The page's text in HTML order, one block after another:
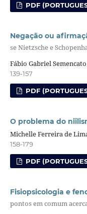
PDF
Negação ou
se Nietzsche e
Fábio Gabriel Semencato
139-157
PDF
O problema do
Michelle Ferreira de
158-179
PDF
Fisiopsicologia e
pontos em comum